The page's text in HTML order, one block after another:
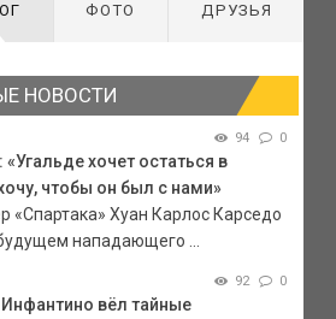
ФОТО ДРУЗЬЯ
НОВОСТИ
94 0
хочет остаться в
чтобы он был с нами»
«Спартака» Хуан Карлос Карседо
нападающего ...
92 0
вёл тайные